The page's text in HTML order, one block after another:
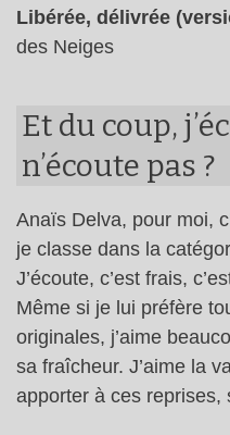
Libérée, délivrée
des Neiges
Et du coup,
n’écoute pas ?
Anaïs Delva, pour moi,
je classe dans la
J’écoute, c’est frais,
Même si je lui préfère
originales, j’aime
sa fraîcheur. J’aime la
apporter à ces reprises,